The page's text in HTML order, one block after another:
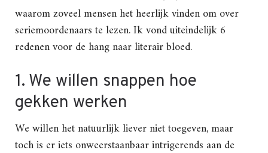
waarom zoveel mensen het heerlijk vinden om over
seriemoordenaars te lezen. Ik vond uiteindelijk 6
redenen voor de hang naar literair bloed.
1. We willen snappen hoe
gekken werken
We willen het natuurlijk liever niet toegeven, maar
toch is er iets onweerstaanbaar intrigerends aan de